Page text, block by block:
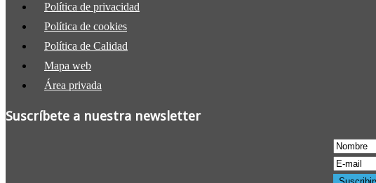
Política de privacidad
Política de cookies
Política de Calidad
Mapa web
Área privada
Suscríbete a nuestra newsletter